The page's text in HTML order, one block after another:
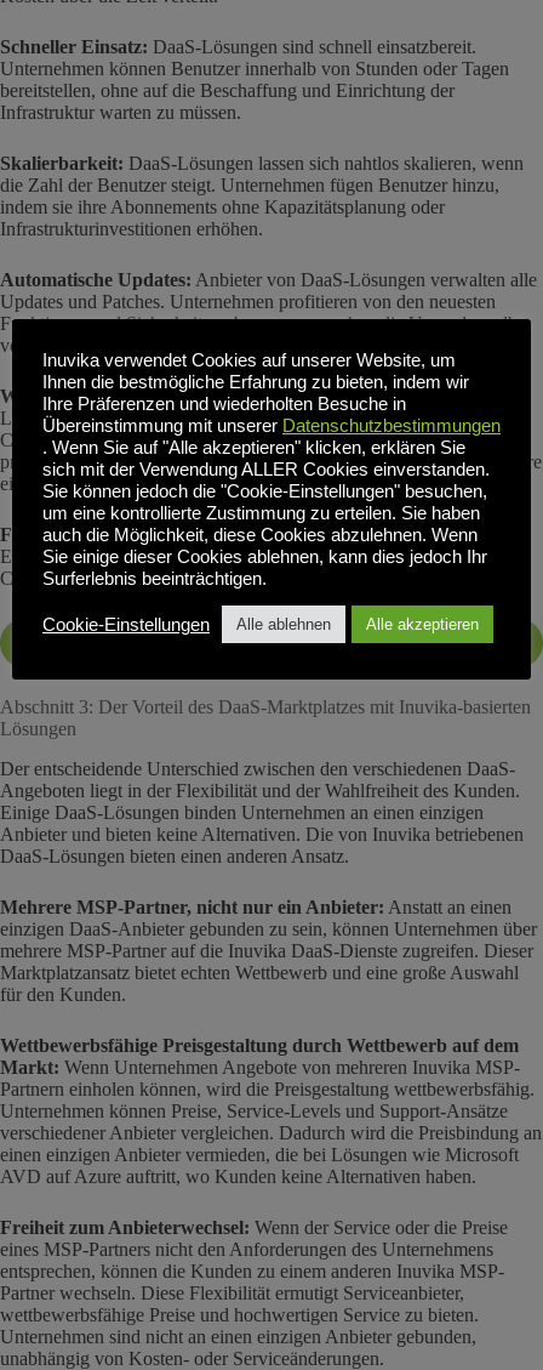
Schneller Einsatz: DaaS-Lösungen sind schnell einsatzbereit.
Unternehmen können Benutzer innerhalb von Stunden oder Tagen
bereitstellen, ohne auf die Beschaffung und Einrichtung der
Infrastruktur warten zu müssen.
Skalierbarkeit: DaaS-Lösungen lassen sich nahtlos skalieren, wenn
die Zahl der Benutzer steigt. Unternehmen fügen Benutzer hinzu,
indem sie ihre Abonnements ohne Kapazitätsplanung oder
Infrastrukturinvestitionen erhöhen.
Automatische Updates: Anbieter von DaaS-Lösungen verwalten alle
Updates und Patches. Unternehmen profitieren von den neuesten
Funktionen und Sicherheitsverbesserungen, ohne die Upgrades selbst
verwalten zu müssen.
Wiederherstellung im Katastrophenfall:Anbieter von DaaS-
Lösungen bieten in der Regel auch Disaster Recovery und Business
Continuity als Teil des Dienstes an. Unternehmen profitieren von
professionellen Sicherungs- und Wiederherstellungsabläufen, ohne ihre
eigenen implementieren zu müssen.
Flexibilität der Geräte:DaaS-Lösungen unterstützen verschiedene
Endgeräte. Benutzer können von Windows, Mac, Linux,
Chromebooks, Tablets und Smartphones aus auf Desktops zugreifen.
DaaS auf Basis von Inuvika im Überblick
Abschnitt 3: Der Vorteil des DaaS-Marktplatzes mit Inuvika-basierten
Lösungen
Der entscheidende Unterschied zwischen den verschiedenen DaaS-
Angeboten liegt in der Flexibilität und der Wahlfreiheit des Kunden.
Einige DaaS-Lösungen binden Unternehmen an einen einzigen
Anbieter und bieten keine Alternativen. Die von Inuvika betriebenen
DaaS-Lösungen bieten einen anderen Ansatz.
Mehrere MSP-Partner, nicht nur ein Anbieter: Anstatt an einen
einzigen DaaS-Anbieter gebunden zu sein, können Unternehmen über
mehrere MSP-Partner auf die Inuvika DaaS-Dienste zugreifen. Dieser
Marktplatzansatz bietet echten Wettbewerb und eine große Auswahl
für den Kunden.
Wettbewerbsfähige Preisgestaltung durch Wettbewerb auf dem
Markt: Wenn Unternehmen Angebote von mehreren Inuvika MSP-
Partnern einholen können, wird die Preisgestaltung wettbewerbsfähig.
Unternehmen können Preise, Service-Levels und Support-Ansätze
verschiedener Anbieter vergleichen. Dadurch wird die Preisbindung an
einen einzigen Anbieter vermieden, die bei Lösungen wie Microsoft
AVD auf Azure auftritt, wo Kunden keine Alternativen haben.
Freiheit zum Anbieterwechsel: Wenn der Service oder die Preise
eines MSP-Partners nicht den Anforderungen des Unternehmens
entsprechen, können die Kunden zu einem anderen Inuvika MSP-
Partner wechseln. Diese Flexibilität ermutigt Serviceanbieter,
wettbewerbsfähige Preise und hochwertigen Service zu bieten.
Unternehmen sind nicht an einen einzigen Anbieter gebunden,
unabhängig von Kosten- oder Serviceänderungen.
Inuvika verwendet Cookies auf unserer Website, um
Ihnen die bestmögliche Erfahrung zu bieten, indem wir
Ihre Präferenzen und wiederholten Besuche in
Übereinstimmung mit unserer Datenschutzbestimmungen
. Wenn Sie auf "Alle akzeptieren" klicken, erklären Sie
sich mit der Verwendung ALLER Cookies einverstanden.
Sie können jedoch die "Cookie-Einstellungen" besuchen,
um eine kontrollierte Zustimmung zu erteilen. Sie haben
auch die Möglichkeit, diese Cookies abzulehnen. Wenn
Sie einige dieser Cookies ablehnen, kann dies jedoch Ihr
Surferlebnis beeinträchtigen.
Cookie-Einstellungen Alle ablehnen Alle akzeptieren